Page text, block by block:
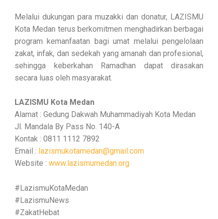
Melalui dukungan para muzakki dan donatur, LAZISMU
Kota Medan terus berkomitmen menghadirkan berbagai
program kemanfaatan bagi umat melalui pengelolaan
zakat, infak, dan sedekah yang amanah dan profesional,
sehingga keberkahan Ramadhan dapat dirasakan
secara luas oleh masyarakat.
LAZISMU Kota Medan
Alamat : Gedung Dakwah Muhammadiyah Kota Medan
Jl. Mandala By Pass No. 140-A
Kontak : 0811 1112 7892
Email : lazismukotamedan@gmail.com
Website : www.lazismumedan.org
#LazismuKotaMedan
#LazismuNews
#ZakatHebat